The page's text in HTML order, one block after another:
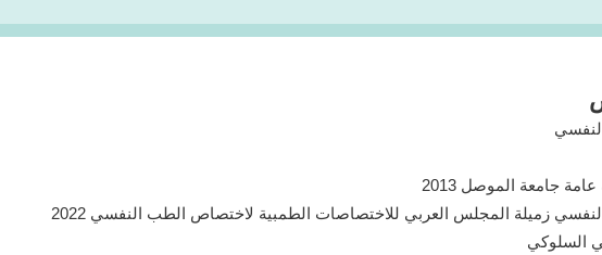
جامعة الموصل 2013
زميلة المجلس العربي للاختصاصات الطمبية لاختصاص الطب النفسي 2022
السلوكي